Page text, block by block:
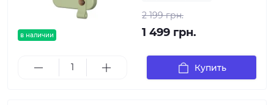
в наличии
2 199 грн.
1 499 грн.
Купить